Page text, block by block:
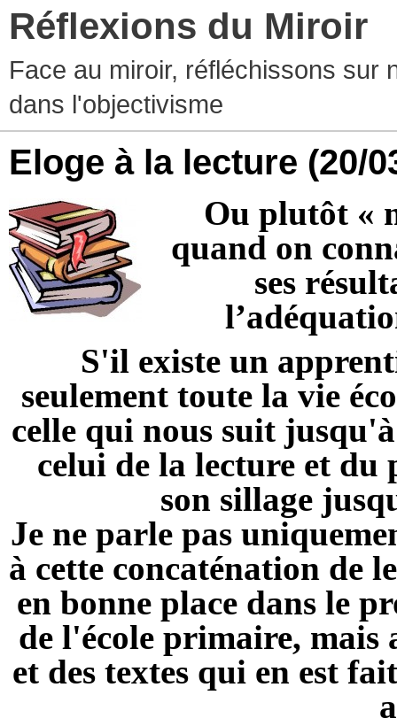
Réflexions du Miroir
Face au miroir, réfléchissons sur
dans l'objectivisme
Eloge à la lecture (20/
Ou plutôt «
quand on
ses
S'il existe un
seulement toute la vie
celle qui nous suit
celui de la lecture et
son sillage
Je ne parle pas
à cette concaténation de
en bonne place dans le
de l'école primaire, mais
et des textes qui en est